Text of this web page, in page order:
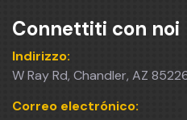
Connettiti con noi
Indirizzo:
W Ray Rd, Chandler, AZ
Correo electrónico: